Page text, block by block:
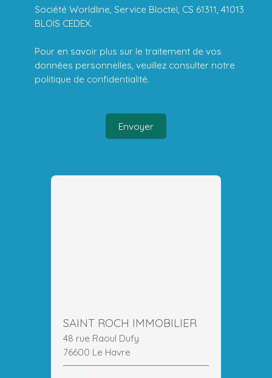
Société Worldline, Service Bloctel, CS 61311, 41013
BLOIS CEDEX.
Pour en savoir plus sur le traitement de vos
données personnelles, veuillez consulter notre
politique de confidentialité.
Envoyer
SAINT ROCH IMMOBILIER
48 rue Raoul Dufy
76600 Le Havre